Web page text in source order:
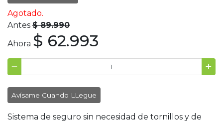
Agotado.
Antes $ 89.990
Ahora $ 62.993
Avísame Cuando LLegue
Sistema de seguro sin necesidad de tornillos y de